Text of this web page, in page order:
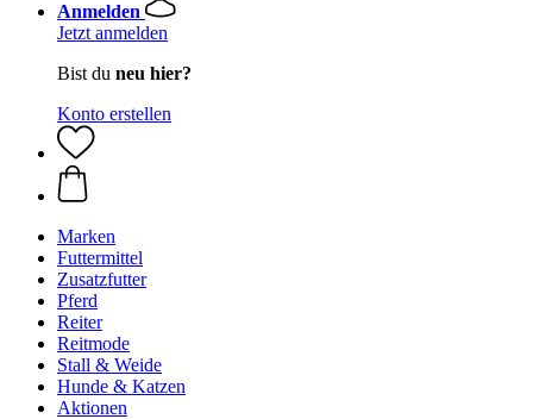
Anmelden
Jetzt anmelden
Bist du neu hier?
Konto erstellen
Marken
Futtermittel
Zusatzfutter
Pferd
Reiter
Reitmode
Stall & Weide
Hunde & Katzen
Aktionen